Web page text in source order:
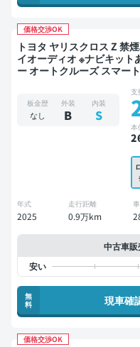
価格交渉OK
トヨタ ヤリスクロス Z 禁煙車 整備記録簿あり ディスプレ
イオーディオ ※ナビキット
ー オートクルーズ スマー
板金歴
なし
外装
B
内装
S
支
本
年式
2025
走行距離
0.9万km
中古車
無
料
現車確
価格交渉OK